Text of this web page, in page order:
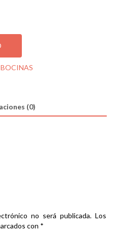
BOCINAS
(0)
no será publicada. Los
con *